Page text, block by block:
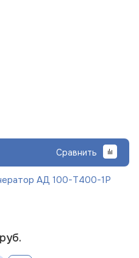
Сравнить
АД 100-Т400-1Р
руб.